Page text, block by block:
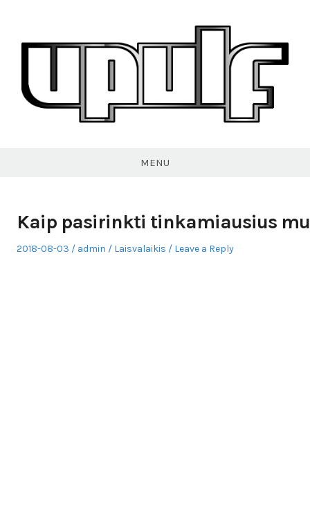
content
MENU
Kaip pasirinkti tinkamiausius
Posted
2018-08-03 Author
admin
Posted
Laisvalaikis Leave a Reply